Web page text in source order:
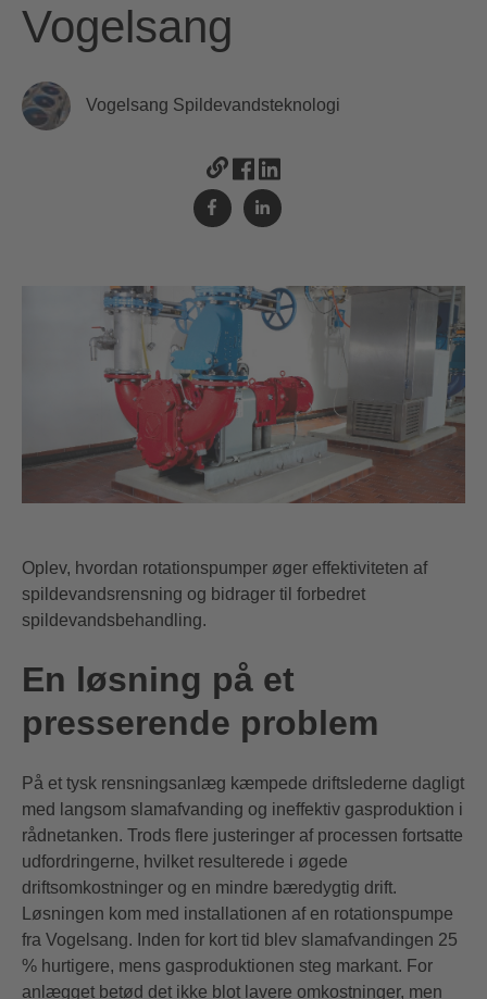
Vogelsang
Vogelsang Spildevandsteknologi
Oplev, hvordan rotationspumper øger effektiviteten af
spildevandsrensning og bidrager til forbedret
spildevandsbehandling.
En løsning på et
presserende problem
På et tysk rensningsanlæg kæmpede driftslederne dagligt
med langsom slamafvanding og ineffektiv gasproduktion i
rådnetanken. Trods flere justeringer af processen fortsatte
udfordringerne, hvilket resulterede i øgede
driftsomkostninger og en mindre bæredygtig drift.
Løsningen kom med installationen af en rotationspumpe
fra Vogelsang. Inden for kort tid blev slamafvandingen 25
% hurtigere, mens gasproduktionen steg markant. For
anlægget betød det ikke blot lavere omkostninger, men